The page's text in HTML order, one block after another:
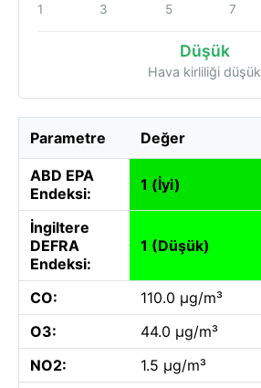
1 3 5 7
Düşük
Hava kirliliği düşük
Parametre Değer
ABD EPA
Endeksi:
1 (İyi)
İngiltere
DEFRA
Endeksi:
1 (Düşük)
CO:
110.0 µg/m³
O3:
44.0 µg/m³
NO2:
1.5 µg/m³